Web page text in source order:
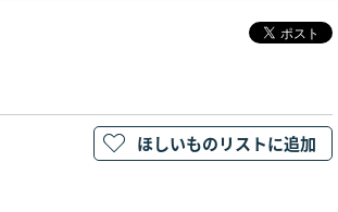
ほしいものリストに追加